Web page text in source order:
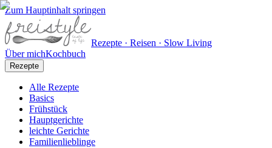
Zum Hauptinhalt springen
Rezepte · Reisen · Slow Living
Über michKochbuch
Rezepte
Alle Rezepte
Basics
Frühstück
Hauptgerichte
leichte Gerichte
Familienlieblinge